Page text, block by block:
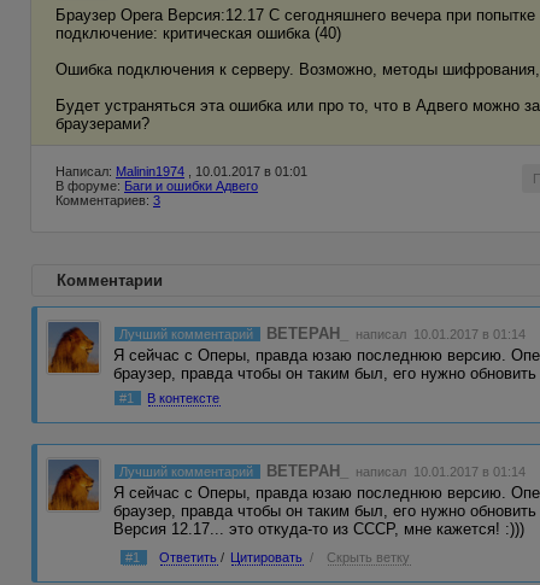
Браузер Opera Версия:12.17 С сегодняшнего вечера при
подключение: критическая ошибка (40)
Ошибка подключения к серверу. Возможно, методы
Будет устраняться эта ошибка или про то, что в Адвего можно
браузерами?
Написал: Malinin1974 , 10.01.2017 в 01:01
В форуме: Баги и ошибки Адвего
Комментариев: 3
Комментарии
Лучший комментарий BETEPAH_ написал 10.01.2017 в 01:14
Я сейчас с Оперы, правда юзаю последнюю версию.
браузер, правда чтобы он таким был, его нужно
#1 В контексте
Лучший комментарий BETEPAH_ написал 10.01.2017 в 01:14
Я сейчас с Оперы, правда юзаю последнюю версию.
браузер, правда чтобы он таким был, его нужно
Версия 12.17... это откуда-то из СССР, мне кажется! :)))
#1 Ответить / Цитировать / Скрыть ветку